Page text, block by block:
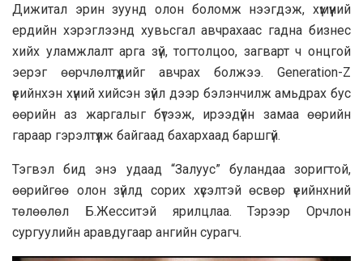
Дижитал эрин зуунд олон боломж нээгдэж, хүмүүний
ердийн хэрэглээнд хувьсгал авчрахаас гадна бизнес
хийх уламжлалт арга зүй, тогтолцоо, загварт ч онцгой
эерэг өөрчлөлтүүдийг авчрах болжээ. Generation-Z
үеийнхэн хүний хийсэн зүйл дээр бэлэнчилж амьдрах бус
өөрийн аз жаргалыг бүтээж, ирээдүйн замаа өөрийн
гараар гэрэлтүүлж байгаад бахархаад баршгүй.
Тэгвэл бид энэ удаад “Залуус” буландаа зоригтой,
өөрийгөө олон зүйлд сорих хүсэлтэй өсвөр үеийнхний
төлөөлөл Б.Жесситэй ярилцлаа. Тэрээр Орчлон
сургуулийн аравдугаар ангийн сурагч.